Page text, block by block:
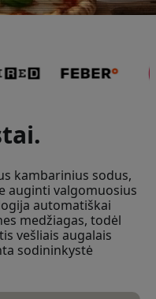
kambarinius sodus,
auginti valgomuosius
automatiškai
medžiagas, todėl
vešliais augalais
sodininkystė
nuolaidą
Užsiregistruodami
visą kainą.